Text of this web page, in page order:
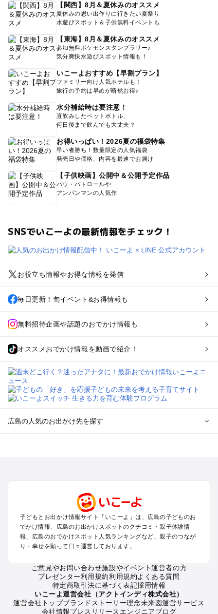
【関西】8月＆夏休みのオススメ
夏休みの思い出作りに行きたい夏祭り
水遊びスポット＆子供無料イベントも
【東海】8月＆夏休みのオススメ
参加無料ポケモンスタンプラリー♪
気分爽快水遊びスポット情報も！
いこーよおすすめ【早割プラン】
ファミリー向け人気ホテルも！
旅行の予約は早めが断然お得♪
水分補給時は要注意！
直飲みしたペットボトル、
何日後まで飲んでも大丈夫？
お得いっぱい！2026夏の福袋特集
早い者勝ち！数量限定の人気福袋
発売日や価格、内容を最速でお届け
【子供映画】公開中＆公開予定作品
パウ・パトロールや
アンパンマンの人気作
SNSでいこーよの最新情報をチェック！
お役立ち情報やお得な情報を発信
毎日更新！旬イベント&お得情報も
無料招待企画や話題のおでかけ情報も
オススメおでかけ情報を動画で紹介！
広島の人気のお出かけ先を探す
三次・庄原・三段峡・世羅・芸北のプールお出かけ
広島の定番お出かけスポット
広島の遊園地
広島の動物園
広島の釣り
広島の牧場
広島のプール
広島のアスレチック
子どもとお出かけ情報サイト「いこーよ」は、広島の子どものお
でかけ情報、広島のお出かけスポットのクチコミ・親子体験情
報、広島のおでかけスポット人気ランキングなど、親子のつなが
り・幸せを願って日々運営しております。
ご意見やお問い合わせ施設やイベント運営者の方
プレゼンター利用規約利用規約よくある質問
特定商取引法に基づく表記採用情報
いこーよ運営会社（アクトインディ株式会社）
運営会社トップブランドストーリー理念未来図運営サービス
会社情報プレスリリース エンジニアブログ